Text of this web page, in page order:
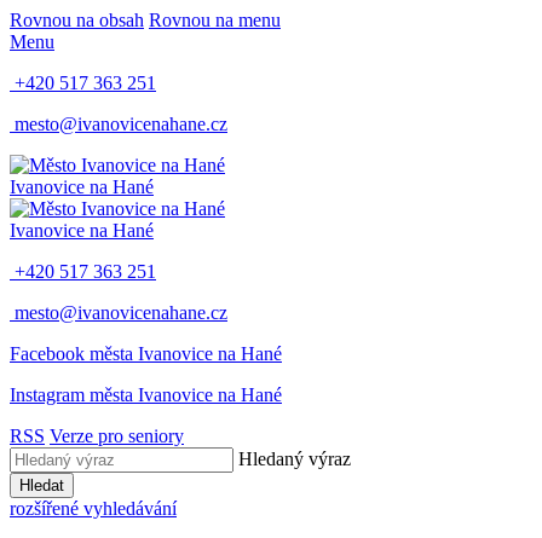
Rovnou na obsah Rovnou na menu
Menu
+420 517 363 251
mesto@ivanovicenahane.cz
Ivanovice na Hané
Ivanovice na Hané
+420 517 363 251
mesto@ivanovicenahane.cz
Facebook města Ivanovice na Hané
Instagram města Ivanovice na Hané
RSS Verze pro seniory
Hledaný výraz
Hledat
rozšířené vyhledávání